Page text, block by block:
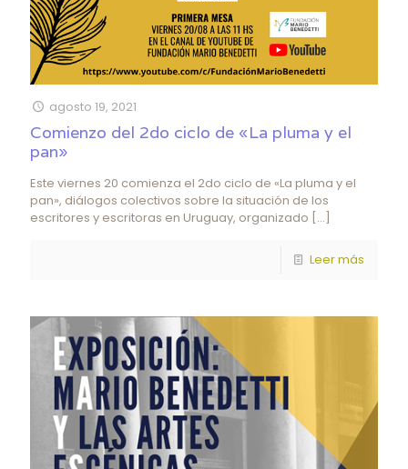
agosto 19, 2021
Comienzo del 2do ciclo de «La pluma y el
pan»
Este viernes 20 comienza el 2do ciclo de «La pluma y el
pan», diálogos colectivos sobre la situación de los
escritores y escritoras en Uruguay, organizado […]
Leer más